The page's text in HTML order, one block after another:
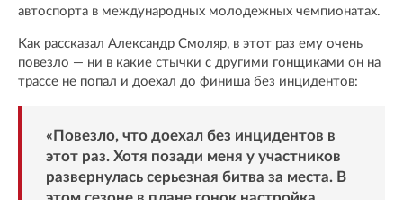
автоспорта в международных молодежных чемпионатах.
Как рассказал Александр Смоляр, в этот раз ему очень
повезло — ни в какие стычки с другими гонщиками он на
трассе не попал и доехал до финиша без инцидентов:
«Повезло, что доехал без инцидентов в
этот раз. Хотя позади меня у участников
развернулась серьезная битва за места. В